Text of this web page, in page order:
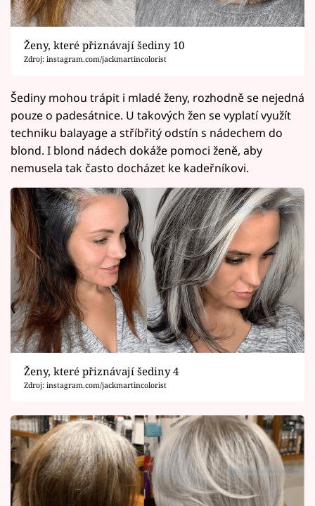
Ženy, které přiznávají šediny 10
Zdroj: instagram.com/jackmartincolorist
Šediny mohou trápit i mladé ženy, rozhodně se nejedná
pouze o padesátnice. U takových žen se vyplatí využít
techniku balayage a stříbřitý odstín s nádechem do
blond. I blond nádech dokáže pomoci ženě, aby
nemusela tak často docházet ke kadeřníkovi.
Ženy, které přiznávají šediny 4
Zdroj: instagram.com/jackmartincolorist